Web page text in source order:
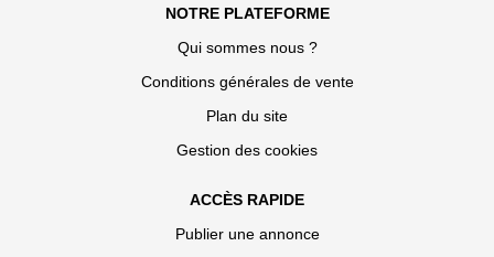
NOTRE PLATEFORME
Qui sommes nous ?
Conditions générales de vente
Plan du site
Gestion des cookies
ACCÈS RAPIDE
Publier une annonce